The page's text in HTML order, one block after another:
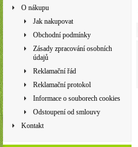
O nákupu
Jak nakupovat
Obchodní podmínky
Zásady zpracování osobních
údajů
Reklamační řád
Reklamační protokol
Informace o souborech cookies
Odstoupení od smlouvy
Kontakt